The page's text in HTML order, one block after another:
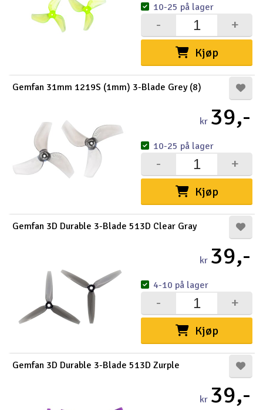
Kjøp
+
-
10-25 på lager
Gemfan 31mm 1219S (1mm) 3-Blade Grey (8)
kr 39,-
Kjøp
+
-
10-25 på lager
Gemfan 3D Durable 3-Blade 513D Clear Gray
kr 39,-
Kjøp
+
-
4-10 på lager
Gemfan 3D Durable 3-Blade 513D Zurple
kr 39,-